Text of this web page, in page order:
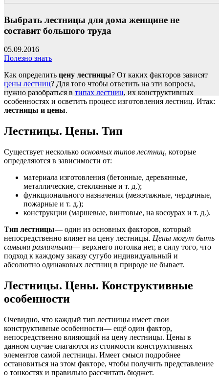
Выбрать лестницы для дома женщине не
составит большого труда
05.09.2016
Полезно знать
Как определить цену лестницы? От каких факторов зависят
цены лестниц? Для того чтобы ответить на эти вопросы,
нужно разобраться в типах лестниц, их конструктивных
особенностях и осветить процесс изготовления лестниц. Итак:
лестницы и цены.
Лестницы. Цены. Тип
Существует несколько основных типов лестниц, которые
определяются в зависимости от:
материала изготовления (бетонные, деревянные,
металлические, стеклянные и т. д.);
функционального назначения (межэтажные, чердачные,
пожарные и т. д.);
конструкции (маршевые, винтовые, на косоурах и т. д.).
Тип лестницы— один из основных факторов, который
непосредственно влияет на цену лестницы. Цены могут быть
самыми различными— верхнего потолка нет, в силу того, что
подход к каждому заказу сугубо индивидуальный и
абсолютно одинаковых лестниц в природе не бывает.
Лестницы. Цены. Конструктивные
особенности
Очевидно, что каждый тип лестницы имеет свои
конструктивные особенности— ещё один фактор,
непосредственно влияющий на цену лестницы. Цены в
данном случае слагаются из стоимости конструктивных
элементов самой лестницы. Имеет смысл подробнее
остановиться на этом факторе, чтобы получить представление
о тонкостях и правильно рассчитать бюджет.